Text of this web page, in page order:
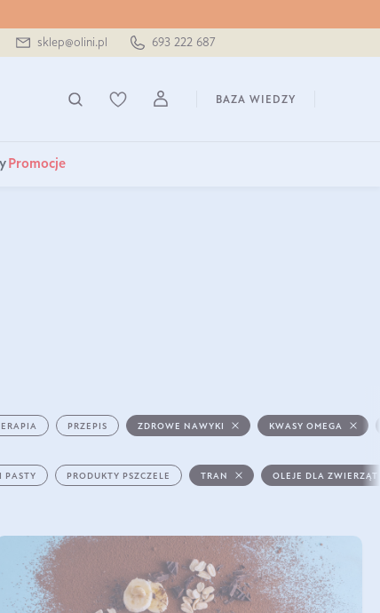
sklep@olini.pl 693 222 687
BAZA WIEDZY
Promocje
PRZEPIS ZDROWE NAWYKI KWASY OMEGA
PASTY PRODUKTY PSZCZELE TRAN OLEJE DLA ZWIERZĄT